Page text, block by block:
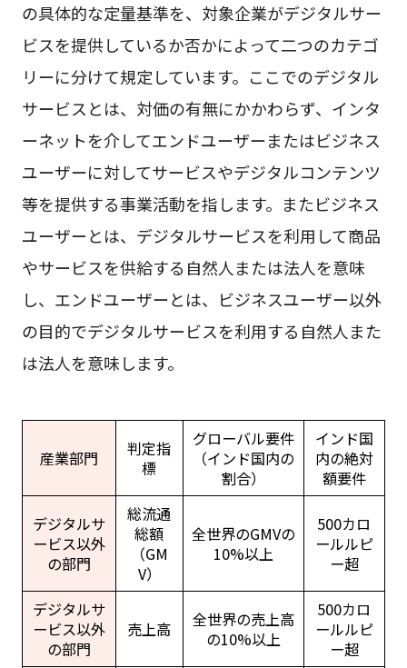
の具体的な定量基準を、対象企業がデジタルサー
ビスを提供しているか否かによって二つのカテゴ
リーに分けて規定しています。ここでのデジタル
サービスとは、対価の有無にかかわらず、インタ
ーネットを介してエンドユーザーまたはビジネス
ユーザーに対してサービスやデジタルコンテンツ
等を提供する事業活動を指します。またビジネス
ユーザーとは、デジタルサービスを利用して商品
やサービスを供給する自然人または法人を意味
し、エンドユーザーとは、ビジネスユーザー以外
の目的でデジタルサービスを利用する自然人また
は法人を意味します。
産業部門
判定指
標
グローバル要件
（インド国内の
割合）
インド国
内の絶対
額要件
デジタルサ
ービス以外
の部門
総流通
総額
（GM
V）
全世界のGMVの
10%以上
500カロ
ールルピ
ー超
デジタルサ
ービス以外
の部門
売上高
全世界の売上高
の10%以上
500カロ
ールルピ
ー超